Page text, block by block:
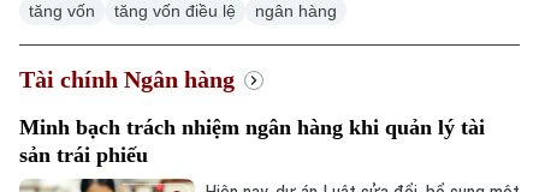
tăng vốn tăng vốn điều lệ ngân hàng
Tài chính Ngân hàng
Minh bạch trách nhiệm ngân hàng khi quản lý tài
sản trái phiếu